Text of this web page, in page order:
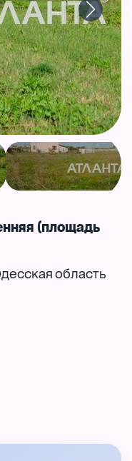
(площадь
область